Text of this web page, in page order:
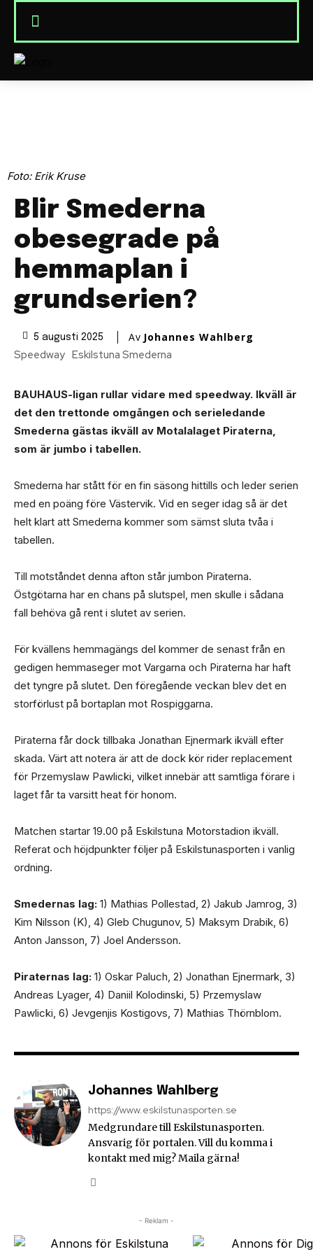
Foto: Erik Kruse
Blir Smederna
obesegrade på
hemmaplan i
grundserien?
5 augusti 2025 Av Johannes Wahlberg
Speedway Eskilstuna Smederna
BAUHAUS-ligan rullar vidare med speedway. Ikväll är
det den trettonde omgången och serieledande
Smederna gästas ikväll av Motalalaget Piraterna,
som är jumbo i tabellen.
Smederna har stått för en fin säsong hittills och leder serien
med en poäng före Västervik. Vid en seger idag så är det
helt klart att Smederna kommer som sämst sluta tvåa i
tabellen.
Till motståndet denna afton står jumbon Piraterna.
Östgötarna har en chans på slutspel, men skulle i sådana
fall behöva gå rent i slutet av serien.
För kvällens hemmagängs del kommer de senast från en
gedigen hemmaseger mot Vargarna och Piraterna har haft
det tyngre på slutet. Den föregående veckan blev det en
storförlust på bortaplan mot Rospiggarna.
Piraterna får dock tillbaka Jonathan Ejnermark ikväll efter
skada. Värt att notera är att de dock kör rider replacement
för Przemyslaw Pawlicki, vilket innebär att samtliga förare i
laget får ta varsitt heat för honom.
Matchen startar 19.00 på Eskilstuna Motorstadion ikväll.
Referat och höjdpunkter följer på Eskilstunasporten i vanlig
ordning.
Smedernas lag: 1) Mathias Pollestad, 2) Jakub Jamrog, 3)
Kim Nilsson (K), 4) Gleb Chugunov, 5) Maksym Drabik, 6)
Anton Jansson, 7) Joel Andersson.
Piraternas lag: 1) Oskar Paluch, 2) Jonathan Ejnermark, 3)
Andreas Lyager, 4) Daniil Kolodinski, 5) Przemyslaw
Pawlicki, 6) Jevgenjis Kostigovs, 7) Mathias Thörnblom.
Johannes Wahlberg
https://www.eskilstunasporten.se
Medgrundare till Eskilstunasporten.
Ansvarig för portalen. Vill du komma i
kontakt med mig? Maila gärna!
- Reklam -